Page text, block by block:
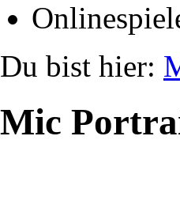
Du bist hier:
Mic